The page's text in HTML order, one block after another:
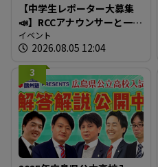
【中学生レポーター大募集
📣】RCCアナウンサーと一緒
に「広島の食」の現場を取
材しよう！
イベント
2026.08.05 12:04
3